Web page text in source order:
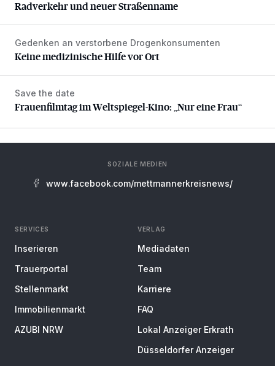
Radverkehr und neuer Straßenname
Keine medizinische Hilfe vor Ort
Gedenken an verstorbene Drogenkonsumenten
Keine medizinische Hilfe vor Ort
Frauenfilmtag im Weltspiegel-Kino: „Nur eine Frau“
Save the date
Frauenfilmtag im Weltspiegel-Kino: „Nur eine Frau“
SOZIALE MEDIEN
www.facebook.com/mettmannerkreisnews/
SERVICES
Inserieren
Trauerportal
Stellenmarkt
Immobilienmarkt
AZUBI NRW
VERLAG
Mediadaten
Team
Karriere
FAQ
Lokal Anzeiger Erkrath
Düsseldorfer Anzeiger